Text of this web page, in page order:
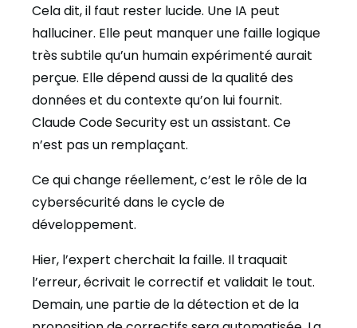
Cela dit, il faut rester lucide. Une IA peut
halluciner. Elle peut manquer une faille logique
très subtile qu’un humain expérimenté aurait
perçue. Elle dépend aussi de la qualité des
données et du contexte qu’on lui fournit.
Claude Code Security est un assistant. Ce
n’est pas un remplaçant.
Ce qui change réellement, c’est le rôle de la
cybersécurité dans le cycle de
développement.
Hier, l’expert cherchait la faille. Il traquait
l’erreur, écrivait le correctif et validait le tout.
Demain, une partie de la détection et de la